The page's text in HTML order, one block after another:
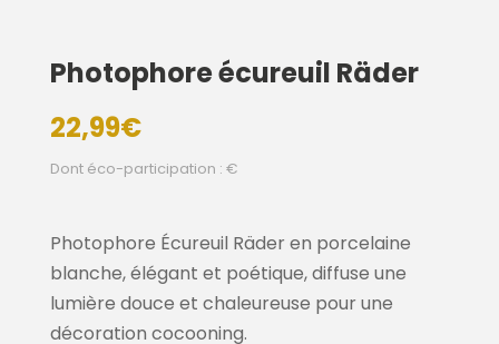
Photophore écureuil Räder
22,99€
Dont éco-participation : €
Photophore Écureuil Räder en porcelaine
blanche, élégant et poétique, diffuse une
lumière douce et chaleureuse pour une
décoration cocooning.